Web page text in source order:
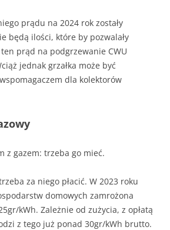
prądu na 2024 rok zostały
będą ilości, które by pozwalały
prąd na podgrzewanie CWU
jednak grzałka może być
dla kolektorów
z gazem: trzeba go mieć.
za niego płacić. W 2023 roku
domowych zamrożona
kWh. Zależnie od zużycia, z opłatą
z tego już ponad 30gr/kWh brutto.